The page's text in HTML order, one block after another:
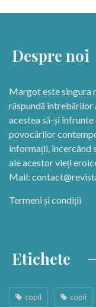
Despre noi
Margot este singura
răspundă întrebărilor
acestea să-și înfrunte
povocărilor
informații, încercând
ale acestor vieți
Mail:
Termeni și condiții
Etichete
copil copii